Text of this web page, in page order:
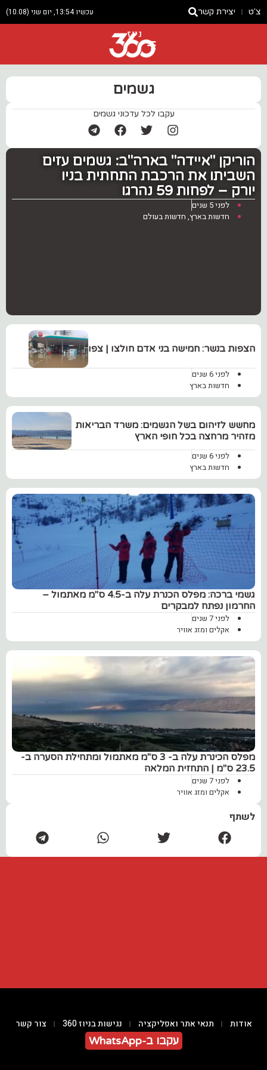
צ'ט יצירת קשר עכשיו 13:54, יום שני (10.08)
ניוז
גשמים
עקבו לכל עדכוני גשמים
הוריקן "איידה" בארה"ב: גשמים עזים
השביתו את הרכבת התחתית בניו
יורק – לפחות 59 נהרגו
לפני 5 שנים
חדשות בארץ, חדשות בעולם
‏הצפות בנשר: חמישה בני אדם חולצו | צפו
לפני 6 שנים
חדשות בארץ
מחשש לזיהום בשל הגשמים: ‏משרד הבריאות
מזהיר מרחצה בכל חופי הארץ
לפני 6 שנים
חדשות בארץ
‏גשמי ברכה: מפלס הכנרת עלה ב-4.5 ס"מ מאתמול –
החרמון נפתח למבקרים
לפני 7 שנים
אקלים ומזג אוויר
מפלס הכינרת עלה ב- 3 ס"מ מאתמול ומתחילת הסערה ב-
23.5 ס"מ | התחזית המלאה
לפני 7 שנים
אקלים ומזג אוויר
לשתף
אודות תנאי אתר ואפליקציה נגישות בניוז 360 צור קשר
עקבו ב-WhatsApp